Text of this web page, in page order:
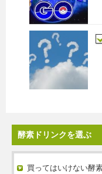
酵素ドリンクを選ぶ
買ってはいけない酵